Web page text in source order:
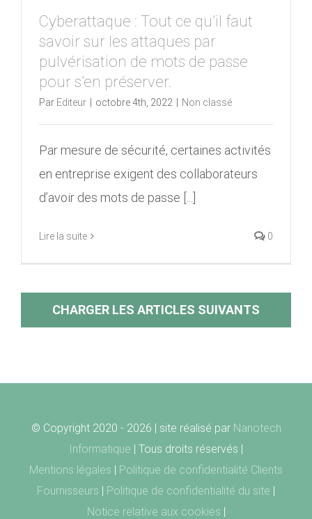
Cyberattaque : Tout ce qu’il faut
savoir sur les attaques par
pulvérisation de mots de passe
pour s’en préserver.
Par Editeur octobre 4th, 2022 Non classé
Par mesure de sécurité, certaines activités
en entreprise exigent des collaborateurs
d’avoir des mots de passe [...]
Lire la suite 0
CHARGER LES ARTICLES SUIVANTS
© Copyright 2020 - 2026 | site réalisé par Nanotech
Informatique | Tous droits réservés |
Mentions légales | Politique de confidentialité Clients
Fournisseurs | Politique de confidentialité du site |
Notice relative aux cookies |